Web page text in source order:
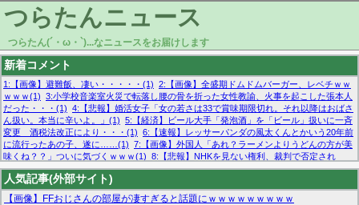
つらたんニュース
つらたん(´・ω・`)...なニュースをお届けします
新着コメント
1:【画像】避難飯、凄い・・・・・(1) 2:【画像】全盛期ドムドムバーガー、レベチｗｗ
ｗｗｗ(1) 3:小学校音楽室火災で転落し腰の骨を折った女性教諭、火事を起こした張本人
だった・・・(1) 4:【悲報】婚活女子「女の若さは33で賞味期限切れ。それ以降はおばさ
ん扱い。本当に辛いよ。」(1) 5:【経済】ビール大手「発泡酒」を「ビール」扱いに一斉
変更 酒税法改正により・・・(1) 6:【速報】レッサーパンダの風太くんとかいう20年前
に流行ったあの子、遂に……(1) 7:【画像】外国人「あれ？ラーメンよりうどんの方が美
味くね？？」ついに気づくｗｗｗ(1) 8:【悲報】NHKを見ない権利、裁判で否定され
る・・・(1) 9:欧州委員長「原発縮小は間違いでした」(1) 10:【悲報】日本企業の人手不
足、限界突破 52%「正社員も足りてません…」(1)
人気記事(外部サイト)
【画像】FFおじさんの部屋が凄すぎると話題にｗｗｗｗｗｗｗｗｗ